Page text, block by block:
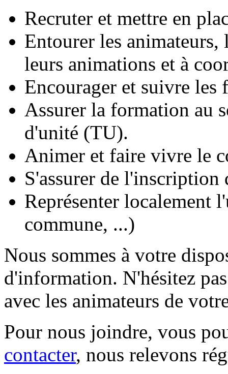
Recruter et mettre en
Entourer les
leurs animations et à
Encourager et suivre les
Assurer la formation au
d'unité (TU).
Animer et faire vivre le
S'assurer de l'inscription
Représenter localement
commune, ...)
Nous sommes à votre
d'information. N'hésitez
avec les animateurs de
Pour nous joindre, vous
contacter, nous relevons